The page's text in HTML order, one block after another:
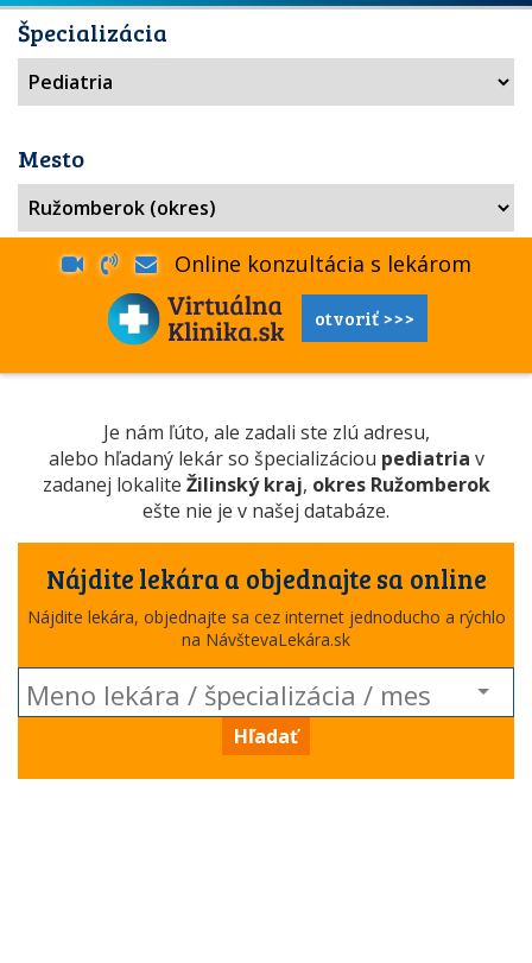
Špecializácia
Mesto
Online konzultácia s lekárom
otvoriť >>>
Je nám ľúto, ale zadali ste zlú adresu,
alebo hľadaný lekár so špecializáciou pediatria v
zadanej lokalite Žilinský kraj, okres Ružomberok
ešte nie je v našej databáze.
Nájdite lekára a objednajte sa online
Nájdite lekára, objednajte sa cez internet jednoducho a rýchlo
na NávštevaLekára.sk
Hľadať